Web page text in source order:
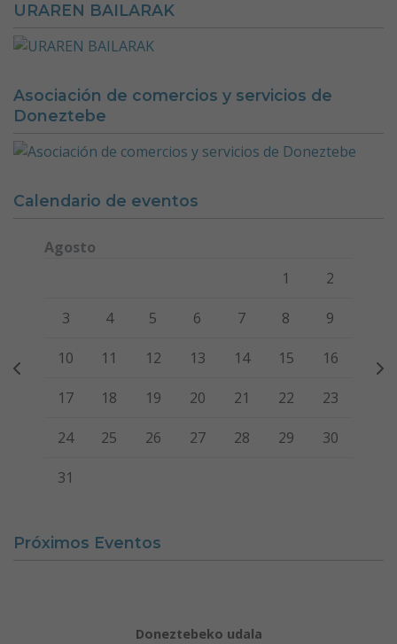
URAREN BAILARAK
Asociación de comercios y servicios de
Doneztebe
Calendario de eventos
Agosto
Viernes Sábado
1 2
3 4 5 6 7 8 9
10 11 12 13 14 15 16
17 18 19 20 21 22 23
24 25 26 27 28 29 30
31
Próximos Eventos
Doneztebeko udala